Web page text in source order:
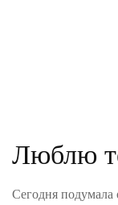
Люблю
Сегодня подумала